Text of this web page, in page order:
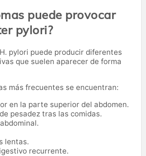
puede provocar
pylori?
pylori puede producir diferentes
que suelen aparecer de forma
más frecuentes se encuentran:
en la parte superior del abdomen.
pesadez tras las comidas.
lentas.
recurrente.